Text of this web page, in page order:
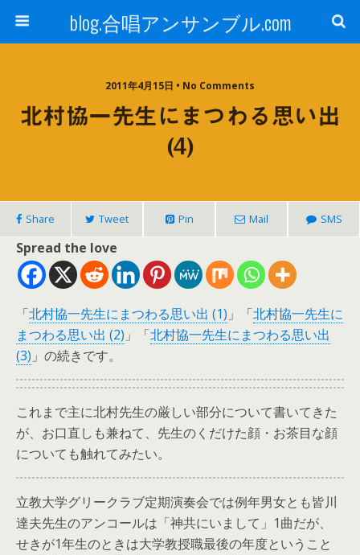
blog.合唱アンサンブル.com
2011年4月15日 • No Comments
北村協一先生にまつわる思い出
(4)
Share Tweet Pin Mail SMS
Spread the love
「北村協一先生にまつわる思い出 (1) 」「北村協一先生に
まつわる思い出 (2) 」「北村協一先生にまつわる思い出
(3) 」の続きです。
これまで主に北村先生の厳しい部分について書いてきた
が、お口直しも兼ねて、先生のくだけた顔・お茶目な顔
についても触れてみたい。
立教大学グリークラブ定期演奏会では例年男女とも皆川
達夫先生のアンコールは「神共にいまして」1曲だが、
せきが1年生のときは大学教授職最後の年度ということ